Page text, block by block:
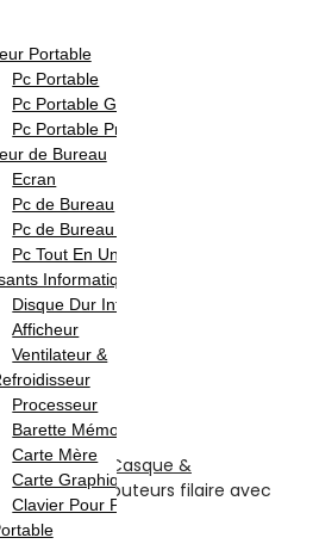
PhotosSON
Casque &
Casque et écouteurs filaire avec
Portable
Pc Portable
Pc Portable Gamer
Pc Portable Pro
de Bureau
Ecran
Pc de Bureau
Pc de Bureau Gamer
Pc Tout En Un
Informatique
Disque Dur Interne
Afficheur
Ventilateur &
Processeur
Barette Mémoire
Carte Mère
Carte Graphique
Clavier Pour Pc